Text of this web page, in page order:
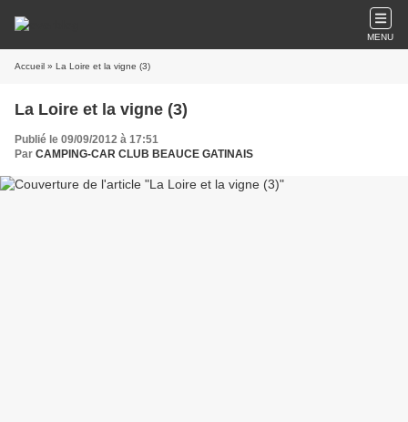
MENU
Accueil » La Loire et la vigne (3)
La Loire et la vigne (3)
Publié le 09/09/2012 à 17:51
Par CAMPING-CAR CLUB BEAUCE GATINAIS